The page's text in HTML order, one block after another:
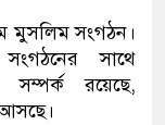
মুসলিম সংগঠন।
সংগঠনের
সাথে
সম্পর্ক রয়েছে,